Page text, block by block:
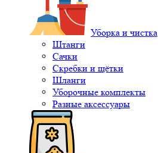
Уборка и чистка
Штанги
Сачки
Скребки и щётки
Шланги
Уборочные комплекты
Разные аксессуары